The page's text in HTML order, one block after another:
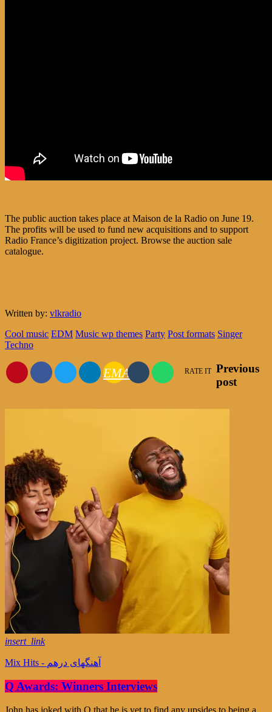
The public auction takes place at Maison de la Radio on June 19.
The profits will be used to fund new acquisitions and to support
Radio France’s digitization project. Browse the auction sale
catalogue.
Written by: vlkradio
Cool music EDM Music wp themes Party Post formats Singer
Techno
EMAIL RATE IT Previous
post
insert_link
Mix Hits - آهنگهای درهم
Q Awards: Winners Interviews
John has joked with Q that he is yet to find any upsides to being a